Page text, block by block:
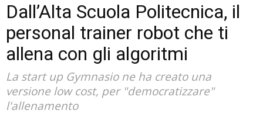
Dall’Alta Scuola Politecnica, il
personal trainer robot che ti
allena con gli algoritmi
La start up Gymnasio ne ha creato una
versione low cost, per "democratizzare"
l'allenamento